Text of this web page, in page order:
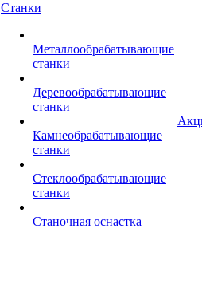
Станки
Металлообрабатывающие
станки
Деревообрабатывающие
станки
Камнеобрабатывающие
станки
Стеклообрабатывающие
станки
Станочная оснастка